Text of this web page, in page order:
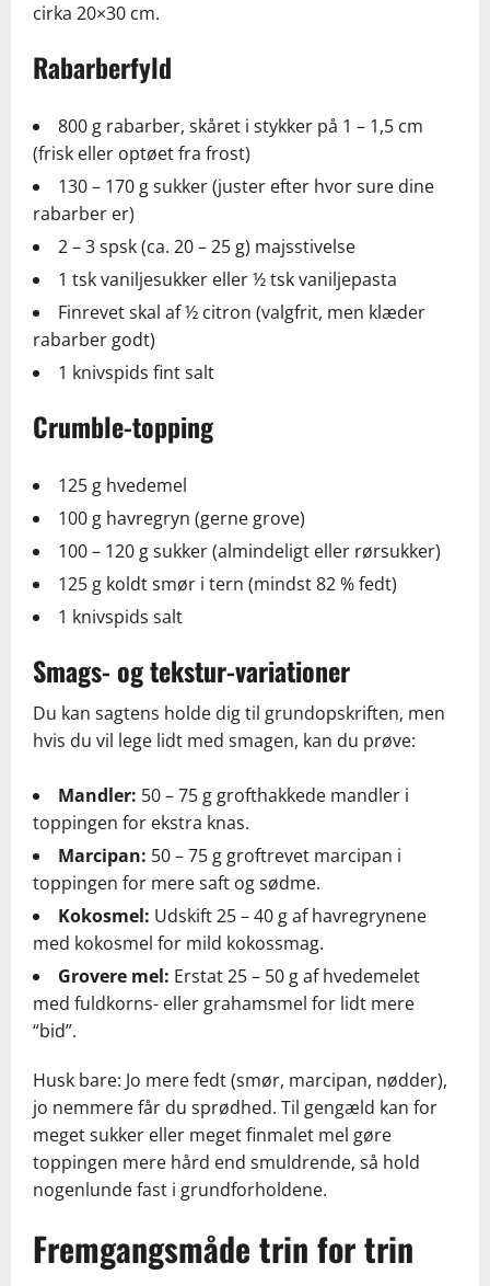
cirka 20×30 cm.
Rabarberfyld
800 g rabarber, skåret i stykker på 1 – 1,5 cm
(frisk eller optøet fra frost)
130 – 170 g sukker (juster efter hvor sure dine
rabarber er)
2 – 3 spsk (ca. 20 – 25 g) majsstivelse
1 tsk vaniljesukker eller ½ tsk vaniljepasta
Finrevet skal af ½ citron (valgfrit, men klæder
rabarber godt)
1 knivspids fint salt
Crumble-topping
125 g hvedemel
100 g havregryn (gerne grove)
100 – 120 g sukker (almindeligt eller rørsukker)
125 g koldt smør i tern (mindst 82 % fedt)
1 knivspids salt
Smags- og tekstur-variationer
Du kan sagtens holde dig til grundopskriften, men
hvis du vil lege lidt med smagen, kan du prøve:
Mandler: 50 – 75 g grofthakkede mandler i
toppingen for ekstra knas.
Marcipan: 50 – 75 g groftrevet marcipan i
toppingen for mere saft og sødme.
Kokosmel: Udskift 25 – 40 g af havregrynene
med kokosmel for mild kokossmag.
Grovere mel: Erstat 25 – 50 g af hvedemelet
med fuldkorns- eller grahamsmel for lidt mere
“bid”.
Husk bare: Jo mere fedt (smør, marcipan, nødder),
jo nemmere får du sprødhed. Til gengæld kan for
meget sukker eller meget finmalet mel gøre
toppingen mere hård end smuldrende, så hold
nogenlunde fast i grundforholdene.
Fremgangsmåde trin for trin